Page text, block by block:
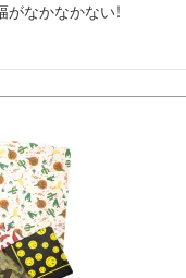
なかなかない！